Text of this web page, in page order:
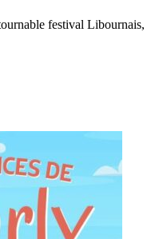
festival Libournais,